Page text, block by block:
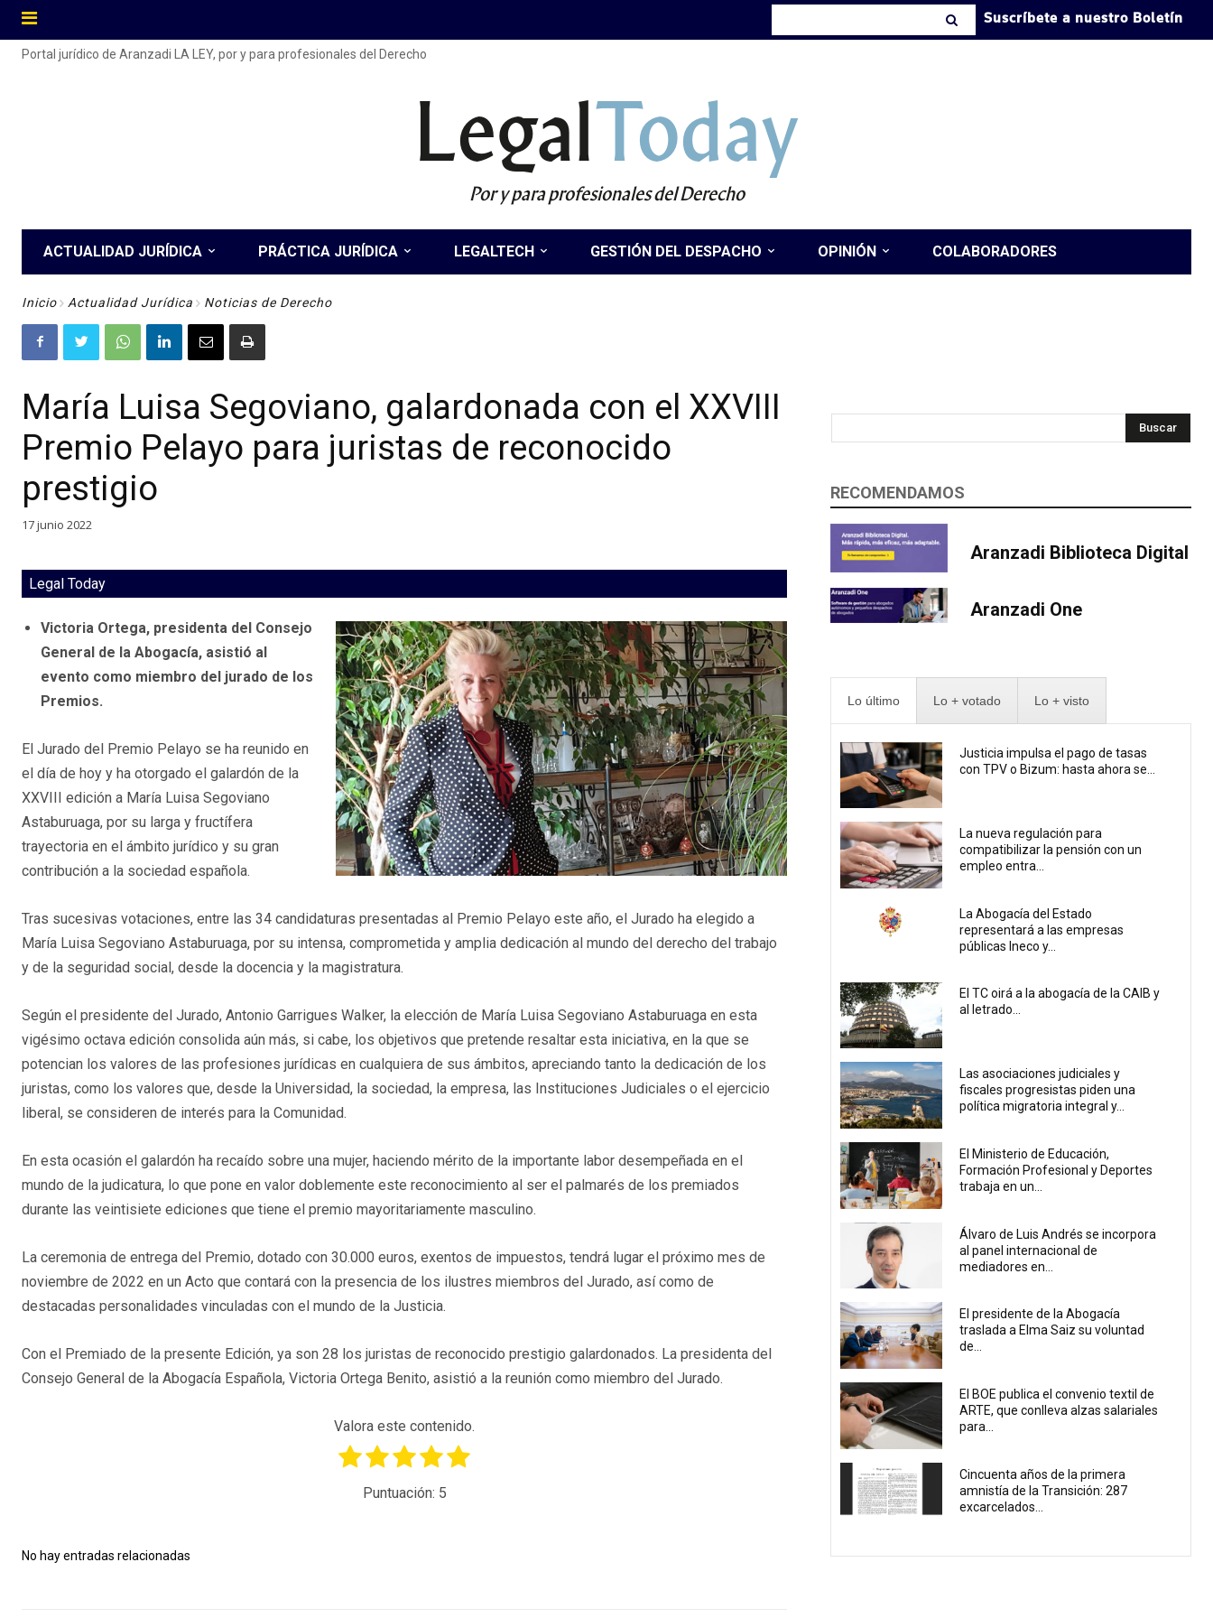
Suscríbete a nuestro Boletín
Portal jurídico de Aranzadi LA LEY, por y para profesionales del Derecho
LegalToday
Por y para profesionales del Derecho
ACTUALIDAD JURÍDICA PRÁCTICA JURÍDICA LEGALTECH GESTIÓN DEL DESPACHO OPINIÓN COLABORADORES
Inicio Actualidad Jurídica Noticias de Derecho
María Luisa Segoviano, galardonada con el XXVIII
Premio Pelayo para juristas de reconocido
prestigio
17 junio 2022
Legal Today
Victoria Ortega, presidenta del Consejo
General de la Abogacía, asistió al
evento como miembro del jurado de los
Premios.
El Jurado del Premio Pelayo se ha reunido en
el día de hoy y ha otorgado el galardón de la
XXVIII edición a María Luisa Segoviano
Astaburuaga, por su larga y fructífera
trayectoria en el ámbito jurídico y su gran
contribución a la sociedad española.
Tras sucesivas votaciones, entre las 34 candidaturas presentadas al Premio Pelayo este año, el Jurado ha elegido a
María Luisa Segoviano Astaburuaga, por su intensa, comprometida y amplia dedicación al mundo del derecho del trabajo
y de la seguridad social, desde la docencia y la magistratura.
Según el presidente del Jurado, Antonio Garrigues Walker, la elección de María Luisa Segoviano Astaburuaga en esta
vigésimo octava edición consolida aún más, si cabe, los objetivos que pretende resaltar esta iniciativa, en la que se
potencian los valores de las profesiones jurídicas en cualquiera de sus ámbitos, apreciando tanto la dedicación de los
juristas, como los valores que, desde la Universidad, la sociedad, la empresa, las Instituciones Judiciales o el ejercicio
liberal, se consideren de interés para la Comunidad.
En esta ocasión el galardón ha recaído sobre una mujer, haciendo mérito de la importante labor desempeñada en el
mundo de la judicatura, lo que pone en valor doblemente este reconocimiento al ser el palmarés de los premiados
durante las veintisiete ediciones que tiene el premio mayoritariamente masculino.
La ceremonia de entrega del Premio, dotado con 30.000 euros, exentos de impuestos, tendrá lugar el próximo mes de
noviembre de 2022 en un Acto que contará con la presencia de los ilustres miembros del Jurado, así como de
destacadas personalidades vinculadas con el mundo de la Justicia.
Con el Premiado de la presente Edición, ya son 28 los juristas de reconocido prestigio galardonados. La presidenta del
Consejo General de la Abogacía Española, Victoria Ortega Benito, asistió a la reunión como miembro del Jurado.
Valora este contenido.
Puntuación: 5
No hay entradas relacionadas
Buscar
RECOMENDAMOS
Aranzadi Biblioteca Digital
Aranzadi One
Lo último Lo + votado Lo + visto
Justicia impulsa el pago de tasas
con TPV o Bizum: hasta ahora se...
La nueva regulación para
compatibilizar la pensión con un
empleo entra...
La Abogacía del Estado
representará a las empresas
públicas Ineco y...
El TC oirá a la abogacía de la CAIB y
al letrado...
Las asociaciones judiciales y
fiscales progresistas piden una
política migratoria integral y...
El Ministerio de Educación,
Formación Profesional y Deportes
trabaja en un...
Álvaro de Luis Andrés se incorpora
al panel internacional de
mediadores en...
El presidente de la Abogacía
traslada a Elma Saiz su voluntad
de...
El BOE publica el convenio textil de
ARTE, que conlleva alzas salariales
para...
Cincuenta años de la primera
amnistía de la Transición: 287
excarcelados...